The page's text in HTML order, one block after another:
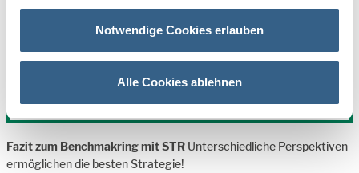
Notwendige Cookies erlauben
Alle Cookies ablehnen
Markt und die entsprechende Kategorie.
Allerdings zeigt das CompSet noch stärkeres
Wachstum.
Fazit zum Benchmakring mit STR Unterschiedliche Perspektiven
ermöglichen die besten Strategie!